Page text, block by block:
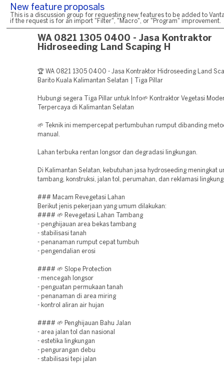
New feature proposals
This is a discussion group for requesting new features to be added to
if the request is for an import "Filter", "Macro", or "Program" improvement.
WA 0821 1305 0400 - Jasa Kontraktor
Hidroseeding Land Scaping H
🏆 WA 0821 1305 0400 - Jasa Kontraktor Hidroseeding Land
Barito Kuala Kalimantan Selatan | Tiga Pillar
Hubungi segera Tiga Pillar untuk Info🌱 Kontraktor Vegetasi
Terpercaya di Kalimantan Selatan
🌱 Teknik ini mempercepat pertumbuhan rumput dibanding
manual.
Lahan terbuka rentan longsor dan degradasi lingkungan.
Di Kalimantan Selatan, kebutuhan jasa hydroseeding meningkat
tambang, konstruksi, jalan tol, perumahan, dan reklamasi
### Macam Revegetasi Lahan
Berikut jenis pekerjaan yang umum dilakukan:
#### 🌱 Revegetasi Lahan Tambang
- penghijauan area bekas tambang
- stabilisasi tanah
- penanaman rumput cepat tumbuh
- pengendalian erosi
#### 🌱 Slope Protection
- mencegah longsor
- penguatan permukaan tanah
- penanaman di area miring
- kontrol aliran air hujan
#### 🌱 Penghijauan Bahu Jalan
- area jalan tol dan nasional
- estetika lingkungan
- pengurangan debu
- stabilisasi tepi jalan